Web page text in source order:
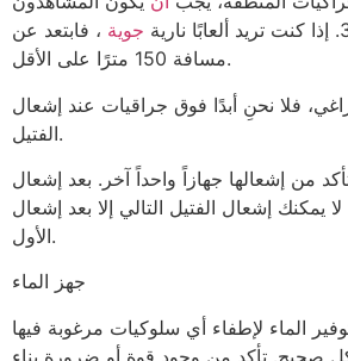
جوية ، فابتعد عن
مسافة 150 مترًا على الأقل.
فلا نحنِ أبدًا فوق جراقيات عند إشعال
الفتيل.
من إشعالها جهازاً واحداً آخر. بعد إشعال
يمكنك إشعال الفتيل التالي إلا بعد إشعال
الأول.
جهز الماء
الماء لإطفاء أي سلوكيات مرغوبة فيها
صحيح. تأكد من وجود قوة أو ضرورة بناء